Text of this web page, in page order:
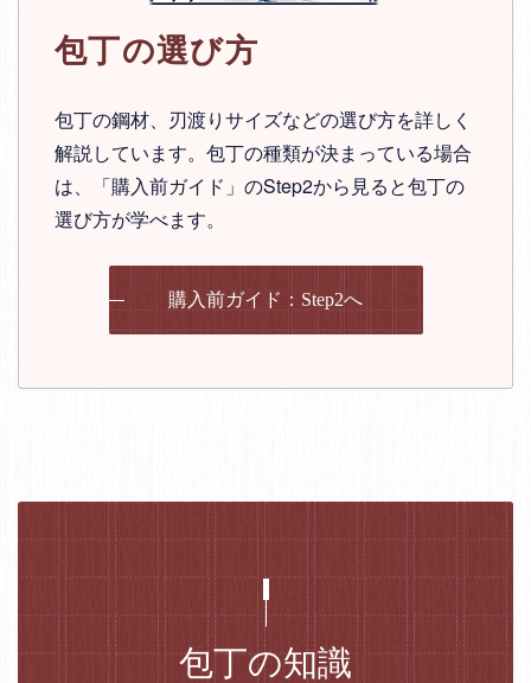
包丁の選び方
包丁の鋼材、刃渡りサイズなどの選び方を詳しく
解説しています。包丁の種類が決まっている場合
は、「購入前ガイド」のStep2から見ると包丁の
選び方が学べます。
購入前ガイド：Step2へ
包丁の知識